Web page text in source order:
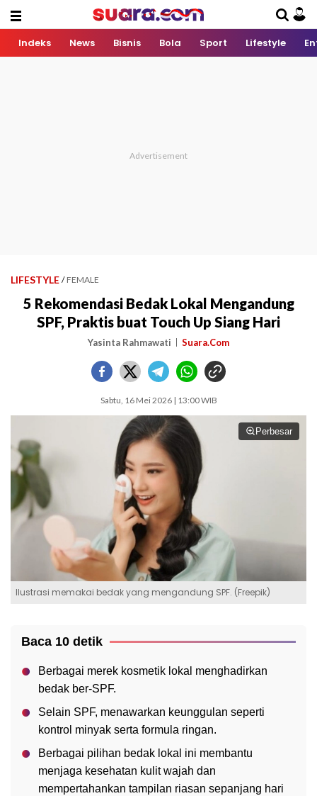
Indeks News Bisnis Bola Sport Lifestyle
LIFESTYLE / FEMALE
5 Rekomendasi Bedak Lokal Mengandung
SPF, Praktis buat Touch Up Siang Hari
Yasinta Rahmawati Suara.Com
Sabtu, 16 Mei 2026 | 13:00 WIB
Perbesar
Ilustrasi memakai bedak yang mengandung SPF. (Freepik)
Baca 10 detik
Berbagai merek kosmetik lokal menghadirkan
bedak ber-SPF.
Selain SPF, menawarkan keunggulan seperti
kontrol minyak serta formula ringan.
Berbagai pilihan bedak lokal ini membantu
menjaga kesehatan kulit wajah dan
mempertahankan tampilan riasan sepanjang hari